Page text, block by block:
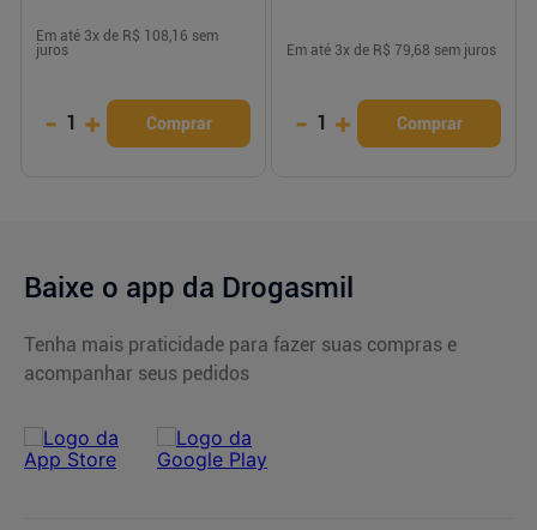
Em até 3x de R$ 108,16 sem
juros
- 1 + Comprar
Em até 3x de R$ 79,68 sem juros
- 1 + Comprar
Baixe o app da Drogasmil
Tenha mais praticidade para fazer suas compras e
acompanhar seus pedidos